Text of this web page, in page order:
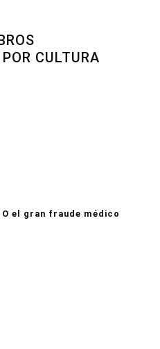
CULTURA
el gran fraude médico